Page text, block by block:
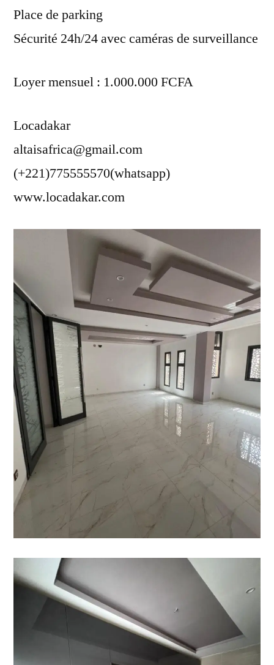
Place de parking
Sécurité 24h/24 avec caméras de surveillance
Loyer mensuel : 1.000.000 FCFA
Locadakar
altaisafrica@gmail.com
(+221)775555570(whatsapp)
www.locadakar.com